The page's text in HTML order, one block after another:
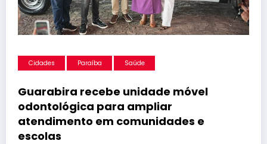
Cidades Paraíba Saúde
Guarabira recebe unidade móvel
odontológica para ampliar
atendimento em comunidades e
escolas